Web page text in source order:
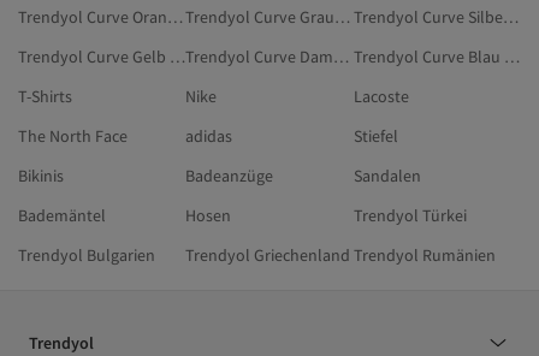
Trendyol Curve Orange Kleider In Großen Größen
Trendyol Curve Grau Kleidung
Trendyol Curve Silberfarben Kleidung
Trendyol Curve Gelb Hemden
Trendyol Curve Damen Kleider
Trendyol Curve Blau Blusen In Großen Größen
T-Shirts
Nike
Lacoste
The North Face
adidas
Stiefel
Bikinis
Badeanzüge
Sandalen
Bademäntel
Hosen
Trendyol Türkei
Trendyol Bulgarien
Trendyol Griechenland Trendyol Rumänien
Trendyol